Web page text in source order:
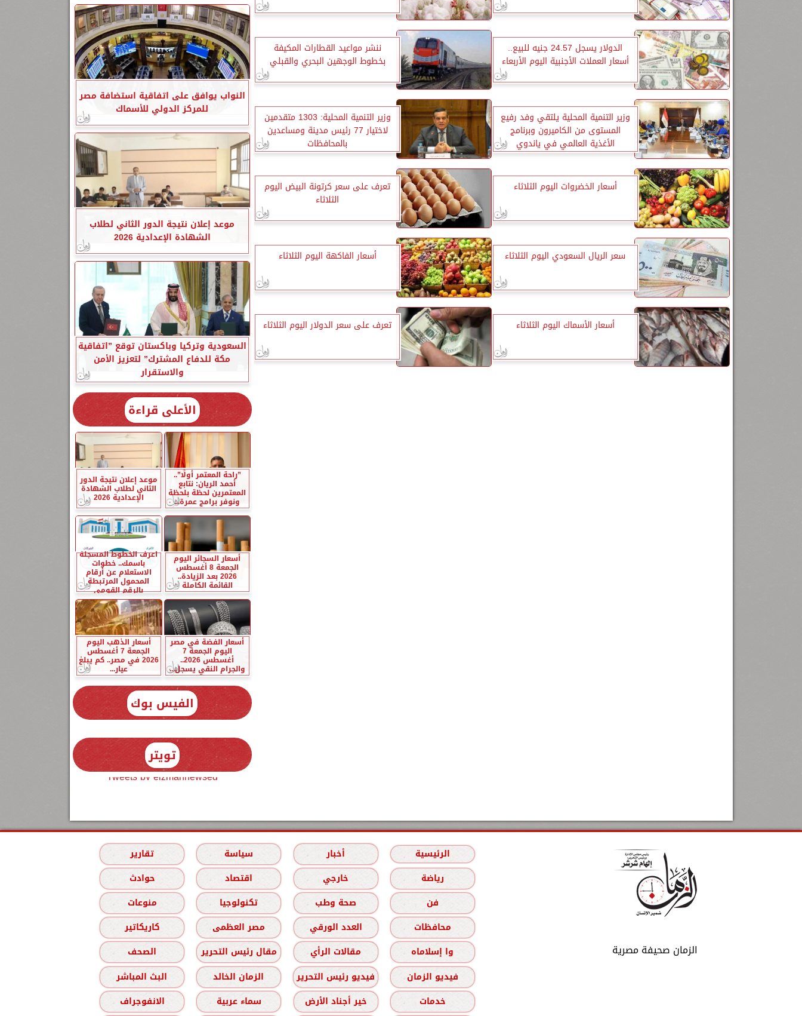
الدولار يسجل 24.57 جنيه للبيع..
أسعار العملات الأجنبية اليوم الأربعاء
ننشر مواعيد القطارات المكيفة
بخطوط الوجهين البحري والقبلي
وزير التنمية المحلية يلتقي وفد رفيع
المستوى من الكاميرون وبرنامج
الأغذية العالمي في ياندوي
وزير التنمية المحلية: 1303 متقدمين
لاختيار 77 رئيس مدينة ومساعدين
بالمحافظات
أسعار الخضروات اليوم الثلاثاء
تعرف على سعر كرتونة البيض اليوم
الثلاثاء
سعر الريال السعودي اليوم الثلاثاء أسعار الفاكهة اليوم الثلاثاء
أسعار الأسماك اليوم الثلاثاء تعرف على سعر الدولار اليوم الثلاثاء
النواب يوافق على اتفاقية استضافة مصر
للمركز الدولي للأسماك
موعد إعلان نتيجة الدور الثاني لطلاب
الشهادة الإعدادية 2026
السعودية وتركيا وباكستان توقع ”اتفاقية
مكة للدفاع المشترك” لتعزيز الأمن
والاستقرار
الأعلى قراءة
”راحة المعتمر أولًا”..
أحمد الريان: نتابع
المعتمرين لحظة بلحظة
ونوفر برامج عمرة...
موعد إعلان نتيجة الدور
الثاني لطلاب الشهادة
الإعدادية 2026
أسعار السجائر اليوم
الجمعة 8 أغسطس
2026 بعد الزيادة..
القائمة الكاملة
اعرف الخطوط المسجلة
باسمك.. خطوات
الاستعلام عن أرقام
المحمول المرتبطة
بالرقم القومي
أسعار الفضة في مصر
اليوم الجمعة 7
أغسطس 2026..
والجرام النقي يسجل...
أسعار الذهب اليوم
الجمعة 7 أغسطس
2026 في مصر.. كم يبلغ
عيار...
الفيس بوك
تويتر
Tweets by elzmannewseg
الزمان صحيفة مصرية
الرئيسية أخبار سياسة
تقارير
رياضة
خارجي اقتصاد
حوادث
فن
صحة وطب تكنولوجيا
منوعات
محافظات
العدد الورقي مصر العظمى
كاريكاتير
وا إسلاماه
مقالات الرأي مقال رئيس التحرير
الصحف
فيديو الزمان
فيديو رئيس التحرير الزمان الخالد
البث المباشر
خدمات
خير أجناد الأرض سماء عربية الانفوجراف